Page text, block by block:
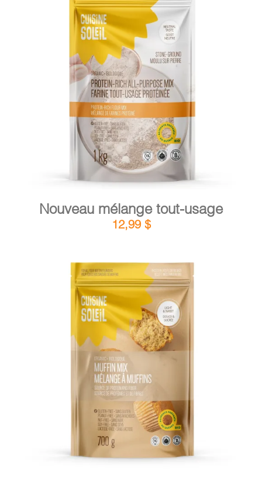
PANIER
AJOUTER AU PANIER / DÉTAILS
Nouveau mélange tout-usage
12,99 $
AJOUTER AU PANIER